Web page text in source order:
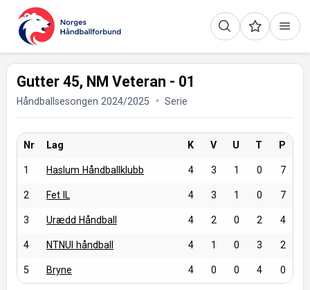
Gutter 45, NM Veteran - 01
Håndballsesongen 2024/2025 Serie
Nr Lag K V U T P
1 Haslum Håndballklubb 4 3 1 0 7
2 Fet IL 4 3 1 0 7
3 Urædd Håndball 4 2 0 2 4
4 NTNUI håndball 4 1 0 3 2
5 Bryne 4 0 0 4 0